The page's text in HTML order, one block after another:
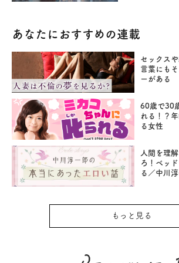
あなたにおすすめの連載
セックス
言葉にも
ーがある
60歳で30
れる！？
る女性
人間を理
ろ！ベッ
る／中川
もっと見る